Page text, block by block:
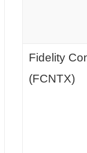
Fidelity
(FCNTX)